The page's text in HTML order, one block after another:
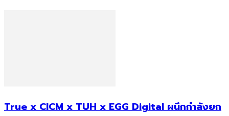
True x CICM x TUH x EGG Digital ผนึกกำลังยก